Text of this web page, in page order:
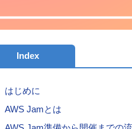
Index
はじめに
AWS Jamとは